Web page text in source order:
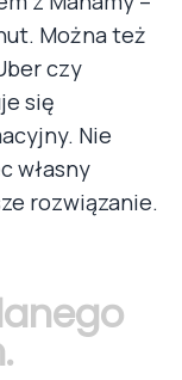
Można też
czy
się
Nie
własny
rozwiązanie.